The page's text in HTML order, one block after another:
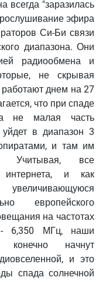
всегда "заразилась
эфира
Си-Би связи
диапазона. Они
радиообмена и
не скрывая
днем на 27
что при спаде
не малая часть
в диапазон 3
и там им
Учитывая, все
интернета, и как
европейского
на частотах
6,350 МГц, наши
конечно начнут
и это
спада солнечной